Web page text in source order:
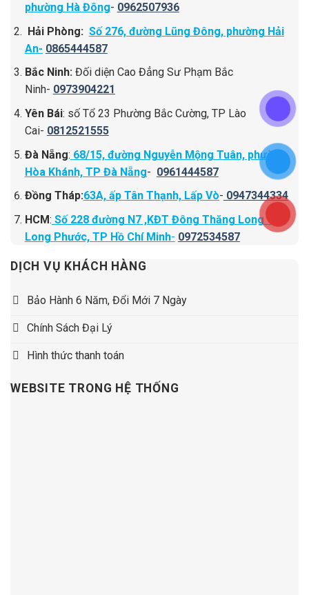
phường Hà Đông- 0962507936
Hải Phòng: Số 276, đường Lũng Đông, phường Hải
An- 0865444587
Bắc Ninh: Đối diện Cao Đẳng Sư Phạm Bắc
Ninh- 0973904221
Yên Bái: số Tổ 23 Phường Bắc Cường, TP Lào
Cai- 0812521555
Đà Nẵng: 68/15, đường Nguyễn Mộng Tuân, phường
Hòa Khánh, TP Đà Nẵng- 0961444587
Đồng Tháp:63A, ấp Tân Thạnh, Lấp Vò- 0947344334
HCM: Số 228 đường N7 ,KĐT Đông Thăng Long – P
Long Phước, TP Hồ Chí Minh- 0972534587
DỊCH VỤ KHÁCH HÀNG
Bảo Hành 6 Năm, Đổi Mới 7 Ngày
Chính Sách Đại Lý
Hình thức thanh toán
WEBSITE TRONG HỆ THỐNG